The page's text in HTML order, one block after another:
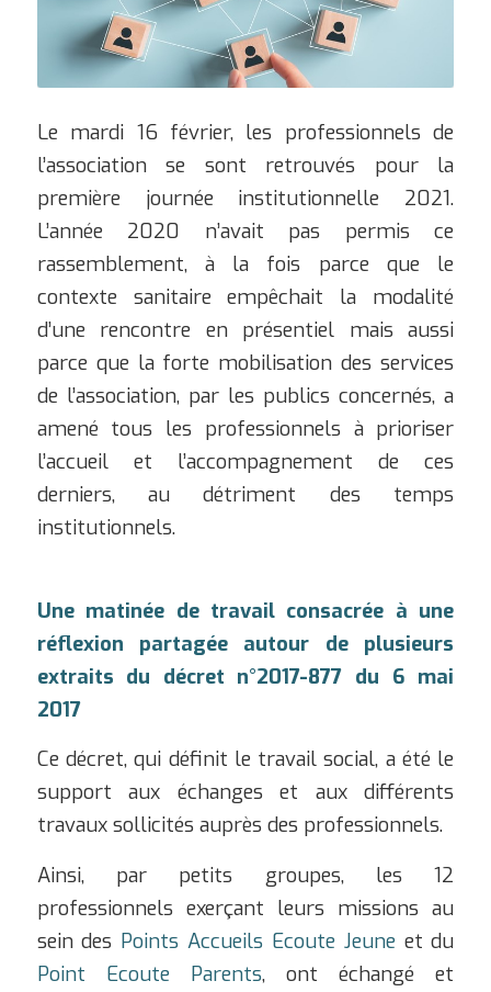
Le mardi 16 février, les professionnels de
l’association se sont retrouvés pour la
première journée institutionnelle 2021.
L’année 2020 n’avait pas permis ce
rassemblement, à la fois parce que le
contexte sanitaire empêchait la modalité
d’une rencontre en présentiel mais aussi
parce que la forte mobilisation des services
de l’association, par les publics concernés, a
amené tous les professionnels à prioriser
l’accueil et l’accompagnement de ces
derniers, au détriment des temps
institutionnels.
Une matinée de travail consacrée à une
réflexion partagée autour de plusieurs
extraits du décret n°2017-877 du 6 mai
2017
Ce décret, qui définit le travail social, a été le
support aux échanges et aux différents
travaux sollicités auprès des professionnels.
Ainsi, par petits groupes, les 12
professionnels exerçant leurs missions au
sein des Points Accueils Ecoute Jeune et du
Point Ecoute Parents, ont échangé et